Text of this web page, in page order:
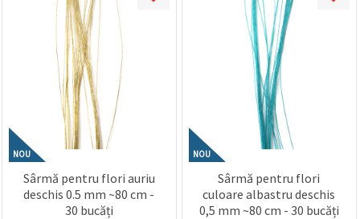
NOU
Sârmă pentru flori auriu
deschis 0.5 mm ~80 cm -
30 bucăți
NOU
Sârmă pentru flori
culoare albastru deschis
0,5 mm ~80 cm - 30 bucăți